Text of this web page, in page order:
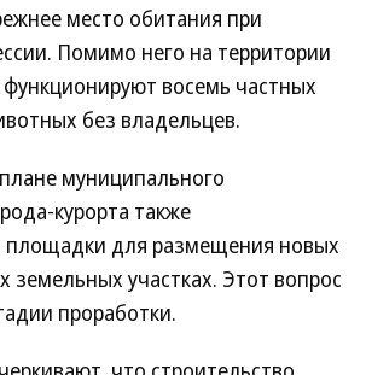
место обитания при
Помимо него на территории
функционируют восемь частных
без владельцев.
муниципального
курорта также
площадки для размещения новых
земельных участках. Этот вопрос
проработки.